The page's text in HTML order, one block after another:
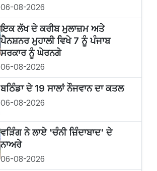
06-08-2026
ਇਕ ਲੱਖ ਦੇ ਕਰੀਬ ਮੁਲਾਜ਼ਮ ਅਤੇ
ਪੈਨਸ਼ਨਰ ਮੁਹਾਲੀ ਵਿਖੇ 7 ਨੂੰ ਪੰਜਾਬ
ਸਰਕਾਰ ਨੂੰ ਘੇਰਨਗੇ
06-08-2026
ਬਠਿੰਡਾ ਦੇ 19 ਸਾਲਾਂ ਨੌਜਵਾਨ ਦਾ ਕਤਲ
06-08-2026
ਵੜਿੰਗ ਨੇ ਲਾਏ 'ਚੰਨੀ ਜ਼ਿੰਦਾਬਾਦ' ਦੇ
ਨਾਅਰੇ
06-08-2026